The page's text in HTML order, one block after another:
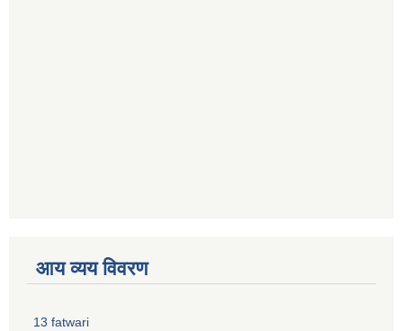
आय व्यय विवरण
13 fatwari